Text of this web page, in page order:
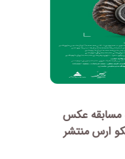
عکس
ارس منتشر